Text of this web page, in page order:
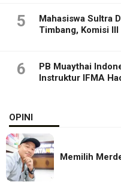
5
Mahasiswa Sultra
Timbang, Komisi III
6
PB Muaythai
Instruktur IFMA
OPINI
Memilih